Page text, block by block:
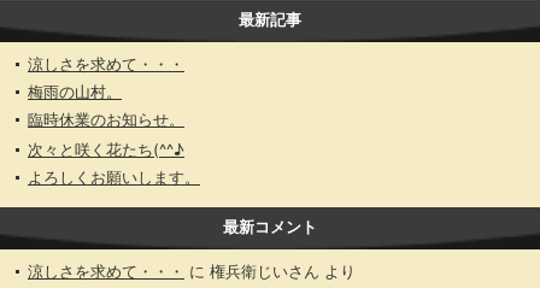
最新記事
涼しさを求めて・・・
梅雨の山村。
臨時休業のお知らせ。
次々と咲く花たち(^^♪
よろしくお願いします。
最新コメント
涼しさを求めて・・・ に 権兵衛じいさん より